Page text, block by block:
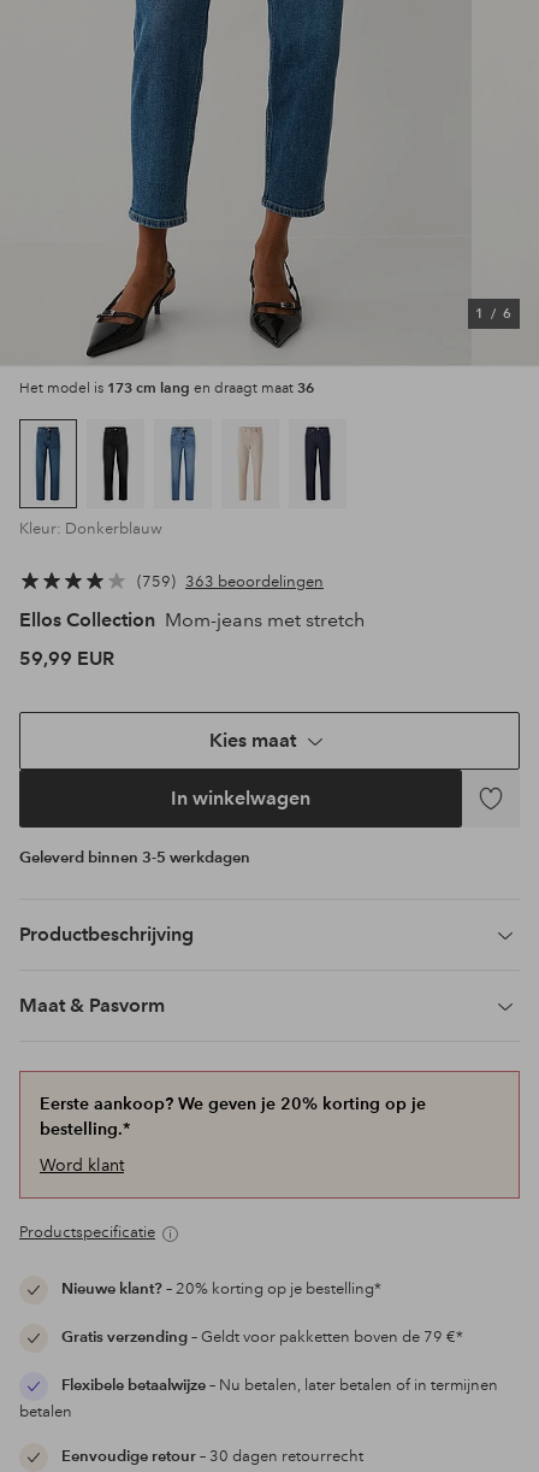
1 / 6
Het model is 173 cm lang en draagt maat 36
Kleur: Donkerblauw
759 363 beoordelingen
Ellos Collection Mom-jeans met stretch
59,99 EUR
Kies maat
In winkelwagen
Geleverd binnen 3-5 werkdagen
Productbeschrijving
Maat & Pasvorm
Eerste aankoop? We geven je 20% korting op je
bestelling.*
Word klant
Productspecificatie
Nieuwe klant?– 20% korting op je bestelling*
Gratis verzending– Geldt voor pakketten boven de 79 €*
Flexibele betaalwijze– Nu betalen, later betalen of in termijnen
betalen
Eenvoudige retour– 30 dagen retourrecht